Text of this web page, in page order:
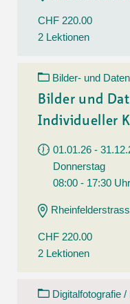
CHF 220.00
2 Lektionen
Bilder- und
Bilder und
Individueller
01.01.26 -
Donnerstag
08:00 - 17:30 Uhr
CHF 220.00
2 Lektionen
Digitalfotografie /